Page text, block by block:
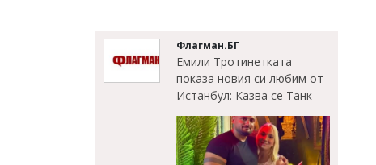
Флагман.БГ
Емили Тротинетката
показа новия си любим от
Истанбул: Казва се Танк